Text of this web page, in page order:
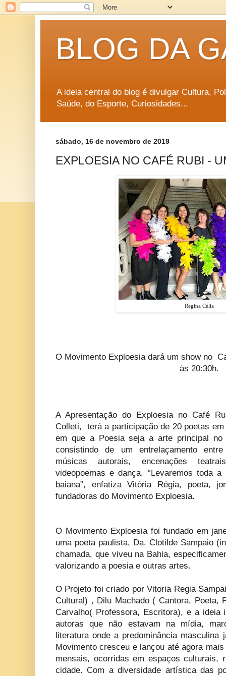
BLOG DA
A ideia central do blog é divulgar Cultura,
Saúde, do Esporte, Curiosidades...
sábado, 16 de novembro de 2019
EXPLOESIA NO CAFÉ RUBI -
Regina Célia
O Movimento Exploesia dará um show no
às 20:30h.
A Apresentação do Exploesia no Café
Colleti, terá a participação de 20 poetas
em que a Poesia seja a arte principal
consistindo de um entrelaçamento
músicas autorais, encenações
videopoemas e dança. “Levaremos toda
baiana”, enfatiza Vitória Régia, poeta,
fundadoras do Movimento Exploesia.
O Movimento Exploesia foi fundado em
uma poeta paulista, Da. Clotilde Sampaio
chamada, que viveu na Bahia,
valorizando a poesia e outras artes.
O Projeto foi criado por Vitoria Regia
Cultural) , Dilu Machado ( Cantora, Poeta,
Carvalho( Professora, Escritora), e a ideia
autoras que não estavam na mídia,
literatura onde a predominância
Movimento cresceu e lançou até agora
mensais, ocorridas em espaços culturais,
cidade. Com a diversidade artística das